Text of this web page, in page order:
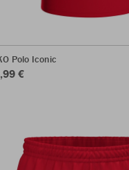
Polo Iconic
€